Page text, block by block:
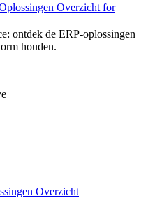
Overzicht for
ontdek de ERP-oplossingen
houden.
Overzicht